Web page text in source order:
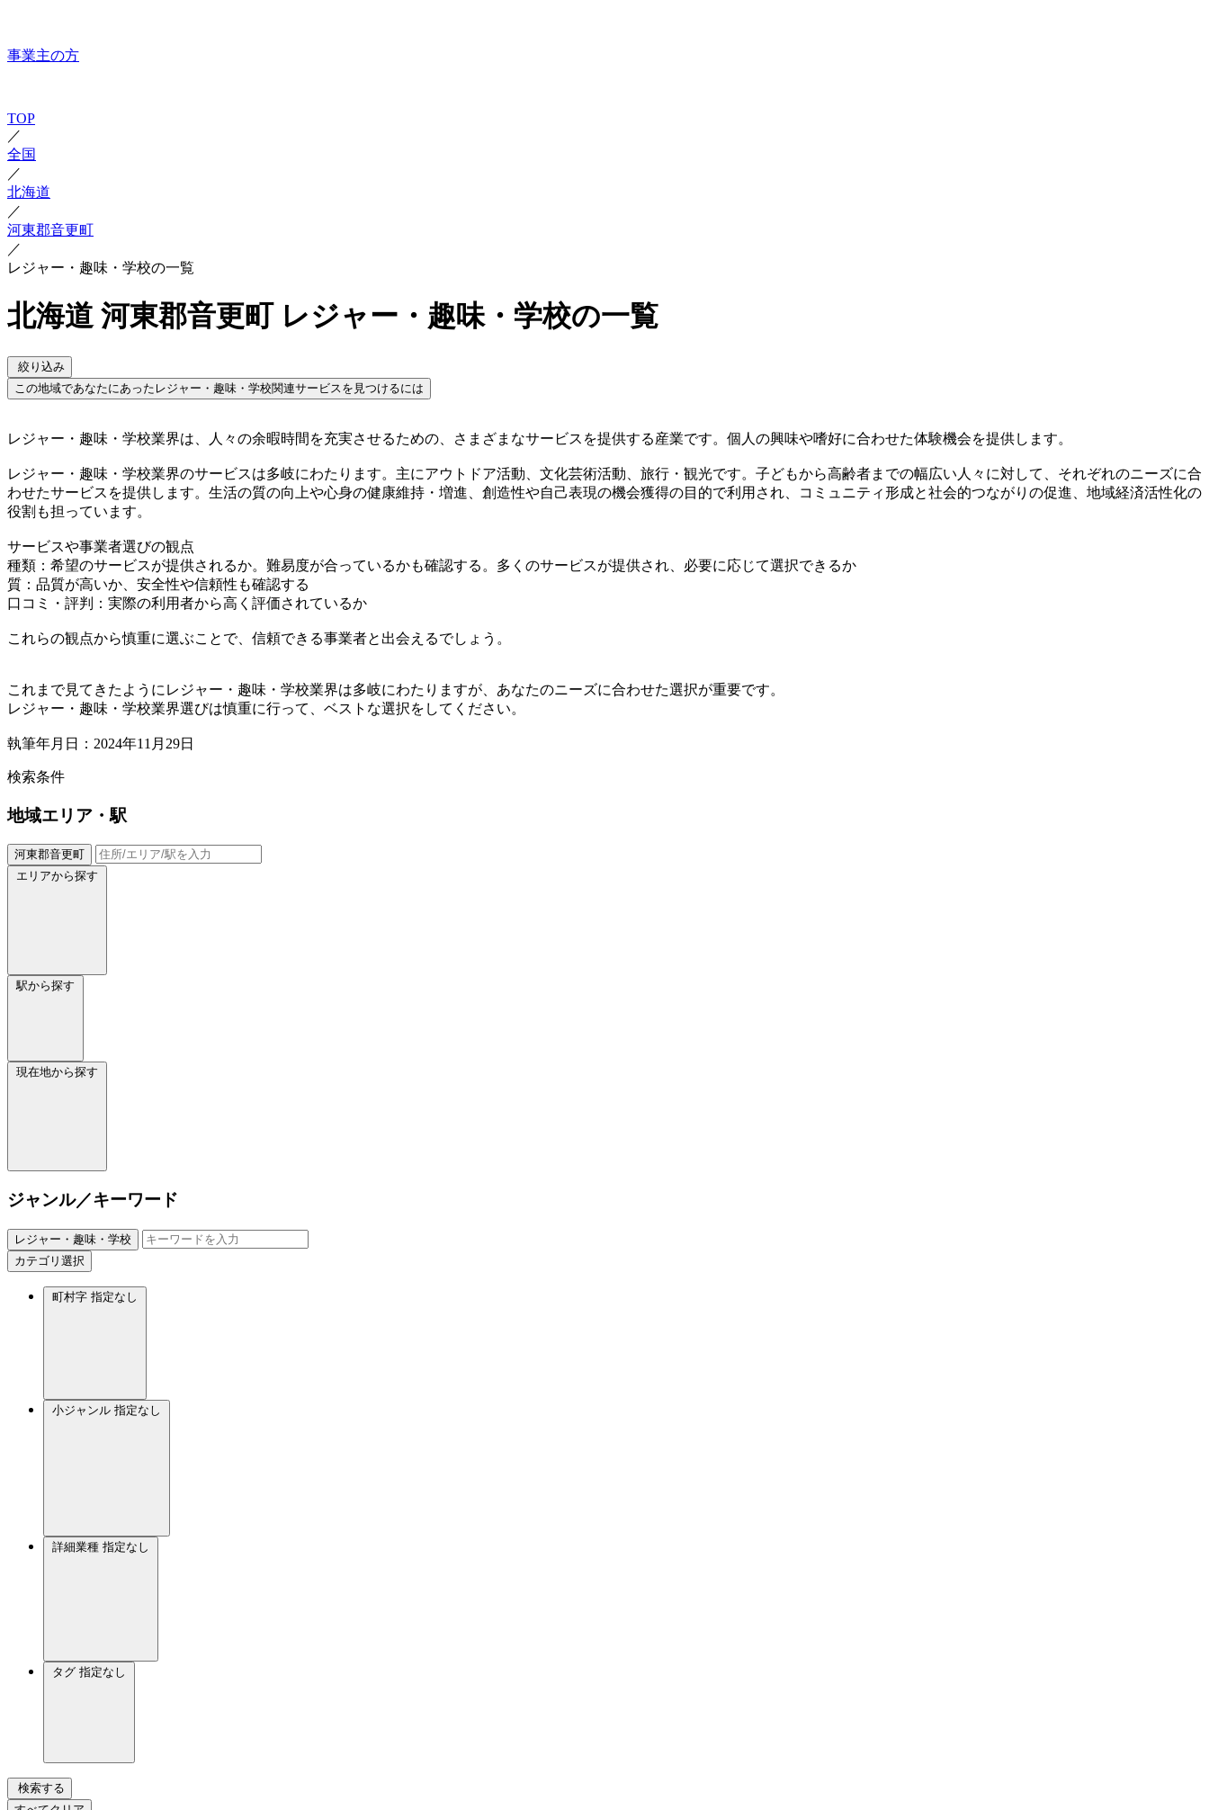
事業主の方
TOP
／
全国
／
北海道
／
河東郡音更町
／
レジャー・趣味・学校の一覧
北海道 河東郡音更町 レジャー・趣味・学校の一覧
絞り込み
この地域であなたにあったレジャー・趣味・学校関連サービスを見つけるには
レジャー・趣味・学校業界は、人々の余暇時間を充実させるための、さまざまなサービスを提供する産業です。個人の興味や嗜好に合わせた体験機会を提供します。
レジャー・趣味・学校業界のサービスは多岐にわたります。主にアウトドア活動、文化芸術活動、旅行・観光です。子どもから高齢者までの幅広い人々に対して、それぞれのニーズに合
わせたサービスを提供します。生活の質の向上や心身の健康維持・増進、創造性や自己表現の機会獲得の目的で利用され、コミュニティ形成と社会的つながりの促進、地域経済活性化の
役割も担っています。
サービスや事業者選びの観点
種類：希望のサービスが提供されるか。難易度が合っているかも確認する。多くのサービスが提供され、必要に応じて選択できるか
質：品質が高いか、安全性や信頼性も確認する
口コミ・評判：実際の利用者から高く評価されているか
これらの観点から慎重に選ぶことで、信頼できる事業者と出会えるでしょう。
これまで見てきたようにレジャー・趣味・学校業界は多岐にわたりますが、あなたのニーズに合わせた選択が重要です。
レジャー・趣味・学校業界選びは慎重に行って、ベストな選択をしてください。
執筆年月日：2024年11月29日
検索条件
地域エリア・駅
河東郡音更町
エリアから探す
駅から探す
現在地から探す
ジャンル／キーワード
レジャー・趣味・学校
カテゴリ選択
町村字 指定なし
小ジャンル 指定なし
詳細業種 指定なし
タグ 指定なし
検索する